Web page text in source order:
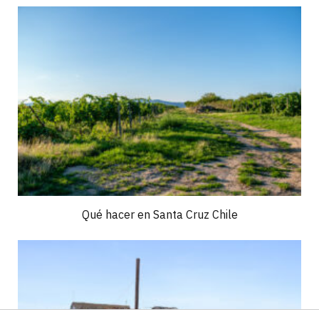
Qué hacer en Santa Cruz Chile